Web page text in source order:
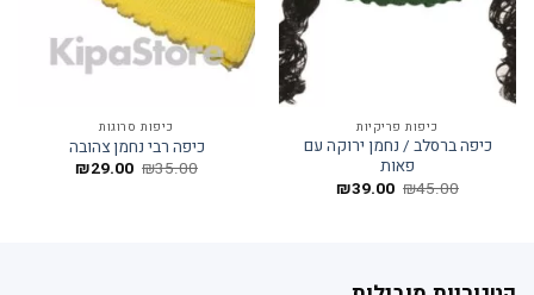
כיפות פריקיות
כיפה ברסלב / נחמן ירוקה עם
פאות
₪45.00 המחיר₪39.00 המחיר
כיפות סרוגות
כיפה רבי נחמן צהובה
₪35.00 המחיר₪29.00 המחיר